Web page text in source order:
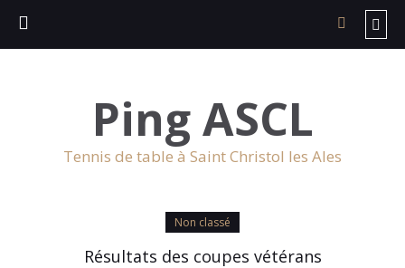
Ping ASCL
Tennis de table à Saint Christol les Ales
Non classé
Résultats des coupes vétérans